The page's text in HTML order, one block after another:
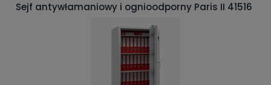
Sejf antywłamaniowy i ognioodporny Paris II 41516